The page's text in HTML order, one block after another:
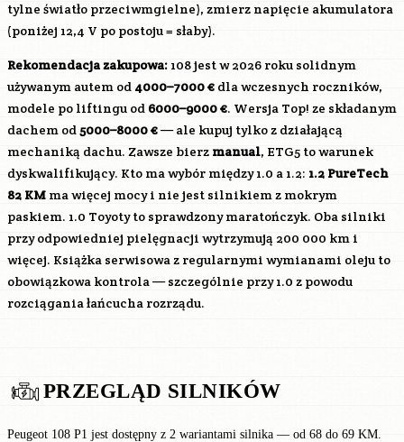
tylne światło przeciwmgielne), zmierz napięcie akumulatora
(poniżej 12,4 V po postoju = słaby).
Rekomendacja zakupowa: 108 jest w 2026 roku solidnym
używanym autem od 4000–7000 € dla wczesnych roczników,
modele po liftingu od 6000–9000 €. Wersja Top! ze składanym
dachem od5000–8000 €— ale kupuj tylko z działającą
mechaniką dachu. Zawsze bierz manual, ETG5 to warunek
dyskwalifikujący. Kto ma wybór między 1.0 a 1.2: 1.2 PureTech
82 KM ma więcej mocy i nie jest silnikiem z mokrym
paskiem. 1.0 Toyoty to sprawdzony maratończyk. Oba silniki
przy odpowiedniej pielęgnacji wytrzymują 200 000 km i
więcej. Książka serwisowa z regularnymi wymianami oleju to
obowiązkowa kontrola — szczególnie przy 1.0 z powodu
rozciągania łańcucha rozrządu.
PRZEGLĄD SILNIKÓW
Peugeot 108 P1 jest dostępny z 2 wariantami silnika — od 68 do 69 KM.